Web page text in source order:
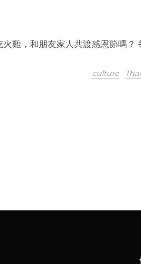
雞，和朋友家人共渡感恩節嗎？
culture